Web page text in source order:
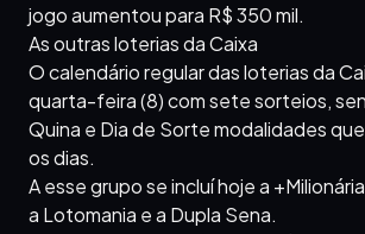
jogo aumentou para R$ 350 mil.
As outras loterias da Caixa
O calendário regular das loterias da
quarta-feira (8) com sete sorteios,
Quina e Dia de Sorte modalidades
os dias.
A esse grupo se incluí hoje a
a Lotomania e a Dupla Sena.